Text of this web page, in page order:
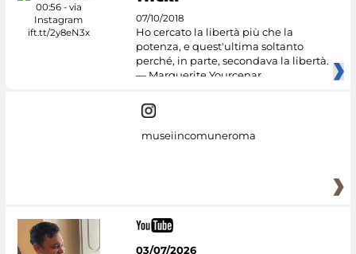
07/10/2018
Ho cercato la libertà più che la
potenza, e quest'ultima soltanto
perché, in parte, secondava la libertà.
— Marguerite Yourcenar
museiincomuneroma
03/07/2026